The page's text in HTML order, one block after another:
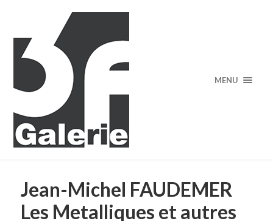
MENU
Jean-Michel FAUDEMER
Les Metalliques et autres